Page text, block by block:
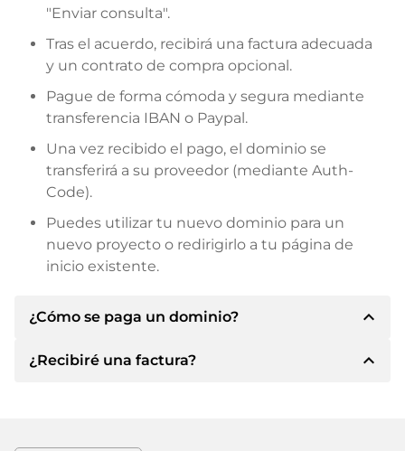
"Enviar consulta".
Tras el acuerdo, recibirá una factura adecuada
y un contrato de compra opcional.
Pague de forma cómoda y segura mediante
transferencia IBAN o Paypal.
Una vez recibido el pago, el dominio se
transferirá a su proveedor (mediante Auth-
Code).
Puedes utilizar tu nuevo dominio para un
nuevo proyecto o redirigirlo a tu página de
inicio existente.
¿Cómo se paga un dominio? expand_less
Tras llegar a un acuerdo, el propietario le
¿Recibiré una factura? expand_less